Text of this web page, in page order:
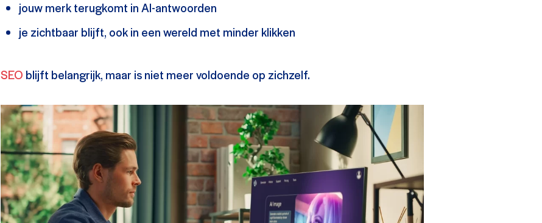
jouw merk terugkomt in AI-antwoorden
je zichtbaar blijft, ook in een wereld met minder klikken
SEO blijft belangrijk, maar is niet meer voldoende op zichzelf.